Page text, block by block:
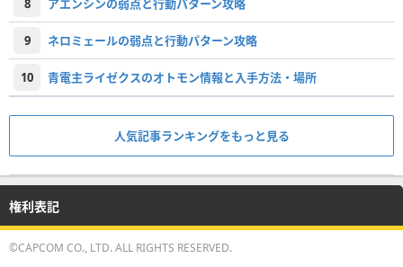
8 アエンシンの弱点と行動パターン攻略
9 ネロミェールの弱点と行動パターン攻略
10 青電主ライゼクスのオトモン情報と入手方法・場所
人気記事ランキングをもっと見る
権利表記
©CAPCOM CO., LTD. ALL RIGHTS RESERVED.